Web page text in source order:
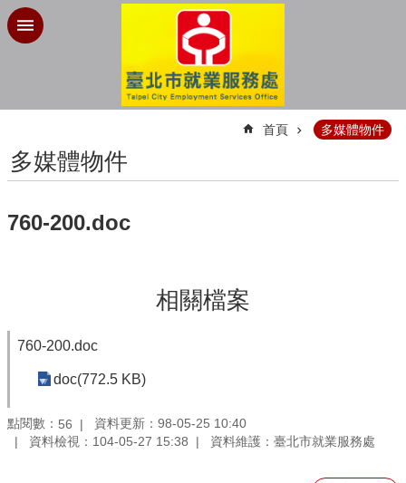
跳到主要內容區塊
首頁 多媒體物件
多媒體物件
760-200.doc
相關檔案
760-200.doc
doc(772.5 KB)
點閱數： 56
資料更新：98-05-25 10:40
資料檢視：104-05-27 15:38
資料維護：臺北市就業服務處